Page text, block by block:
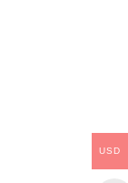
USD